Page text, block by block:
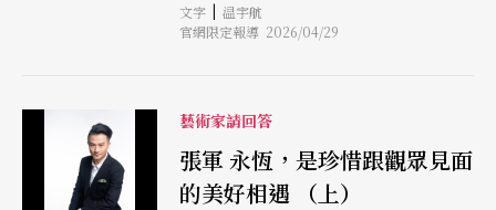
每一個細節展現在觀眾面前，至於觀眾能捕捉領略
多少，那是觀眾的功課。
文字 | 温宇航
官網限定報導 2026/04/29
藝術家請回答
張軍 永恆，是珍惜跟觀眾見面
的美好相遇 （上）